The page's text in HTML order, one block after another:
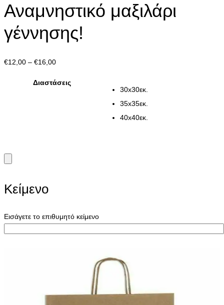
Αναμνηστικό μαξιλάρι
γέννησης!
€12,00 – €16,00Price
€12,00
Διαστάσεις
30x30εκ.
35x35εκ.
40x40εκ.
Κείμενο
Εισάγετε το επιθυμητό κείμενο